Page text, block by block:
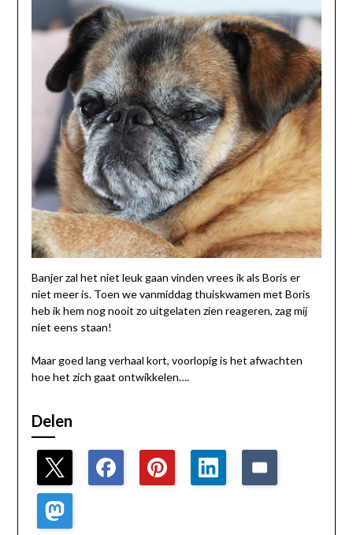
Banjer zal het niet leuk gaan vinden vrees ik als Boris er
niet meer is. Toen we vanmiddag thuiskwamen met Boris
heb ik hem nog nooit zo uitgelaten zien reageren, zag mij
niet eens staan!
Maar goed lang verhaal kort, voorlopig is het afwachten
hoe het zich gaat ontwikkelen….
Delen